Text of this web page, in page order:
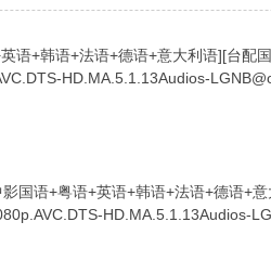
语+韩语+法语+德语+意大利语][台配
HD.MA.5.1.13Audios-
国语+粤语+英语+韩语+法语+德语+
HD.MA.5.1.13Audios-